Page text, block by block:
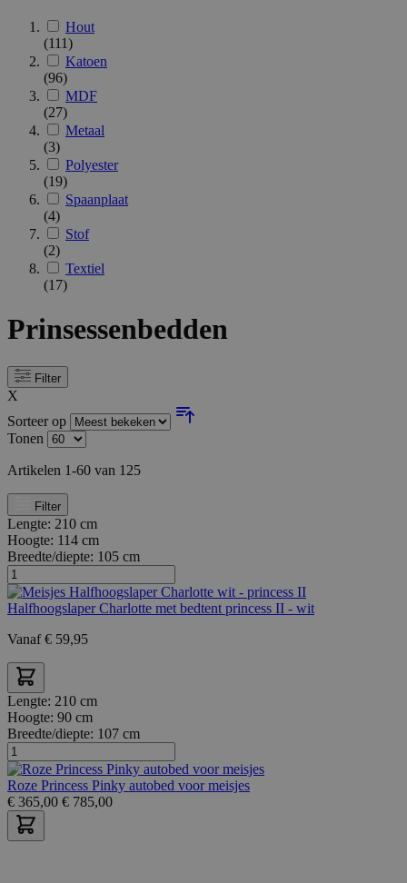
Hout
(111)
Katoen
(96)
MDF
(27)
Metaal
(3)
Polyester
(19)
Spaanplaat
(4)
Stof
(2)
Textiel
(17)
Prinsessenbedden
Filter
X
Sorteer op
Tonen
Artikelen 1-60 van 125
Filter
Lengte: 210 cm
Hoogte: 114 cm
Breedte/diepte: 105 cm
Halfhoogslaper Charlotte met bedtent princess II - wit
Vanaf € 59,95
Lengte: 210 cm
Hoogte: 90 cm
Breedte/diepte: 107 cm
Roze Princess Pinky autobed voor meisjes
€ 365,00 € 785,00